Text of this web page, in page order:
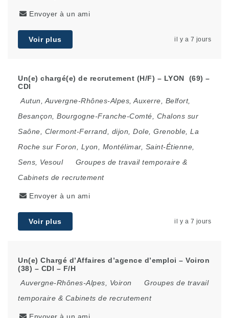
Envoyer à un ami
Voir plus il y a 7 jours
Un(e) chargé(e) de recrutement (H/F) – LYON (69) –
CDI
Autun
Auvergne-Rhônes-Alpes Auxerre Belfort,
Besançon
Bourgogne-Franche-Comté
Chalons sur
Saône
Clermont-Ferrand dijon Dole Grenoble La
Roche sur Foron
Lyon Montélimar, Saint-Étienne
Sens
Vesoul
Groupes de travail temporaire &
Cabinets de recrutement
Envoyer à un ami
Voir plus il y a 7 jours
Un(e) Chargé d’Affaires d’agence d’emploi – Voiron
(38) – CDI – F/H
Auvergne-Rhônes-Alpes
Voiron
Groupes de travail
temporaire & Cabinets de recrutement